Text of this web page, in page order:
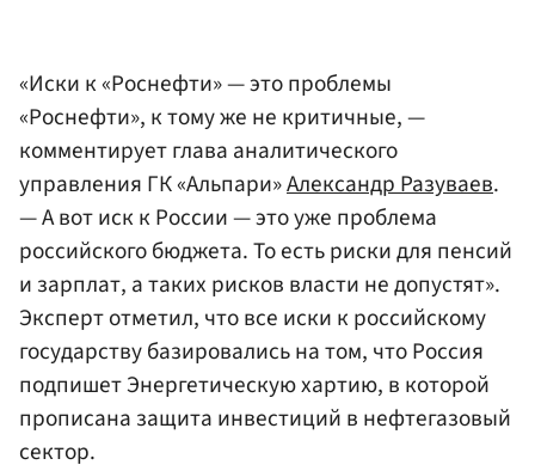
«Иски к «Роснефти» — это проблемы
«Роснефти», к тому же не критичные, —
комментирует глава аналитического
управления ГК «Альпари»Александр Разуваев.
— А вот иск к России — это уже проблема
российского бюджета. То есть риски для пенсий
и зарплат, а таких рисков власти не допустят».
Эксперт отметил, что все иски к российскому
государству базировались на том, что Россия
подпишет Энергетическую хартию, в которой
прописана защита инвестиций в нефтегазовый
сектор.